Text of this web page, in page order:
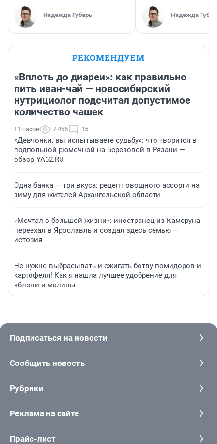
Надежда Губарь Надежда
РЕКОМЕНДУЕМ
«Вплоть до диареи»: как правильно
пить иван-чай — новосибирский
нутрициолог подсчитал допустимое
количество чашек
11 часов 7 466 15
«Девчонки, вы испытываете судьбу»: что творится в
подпольной рюмочной на Березовой в Рязани —
обзор YA62.RU
Одна банка — три вкуса: рецепт овощного ассорти на
зиму для жителей Архангельской области
«Мечтал о большой жизни»: иностранец из Камеруна
переехал в Ярославль и создал здесь семью —
история
Не нужно выбрасывать и сжигать ботву помидоров и
картофеля! Как я нашла лучшее удобрение для
яблони и малины
Подписаться на новости
Сообщить новость
Рубрики
Реклама на сайте
Прайс-лист